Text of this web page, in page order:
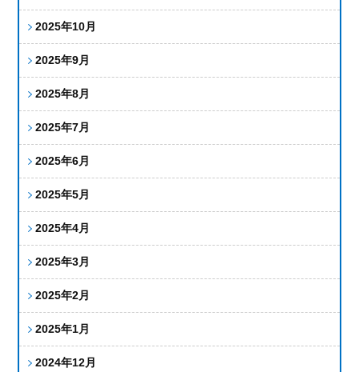
2025年10月
2025年9月
2025年8月
2025年7月
2025年6月
2025年5月
2025年4月
2025年3月
2025年2月
2025年1月
2024年12月